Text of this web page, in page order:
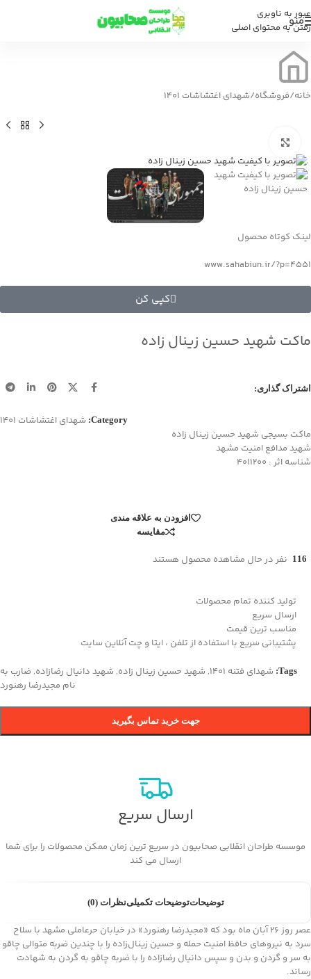
عبور به ناوبری
رفتن به محتوای اصلی
منو
خانه/فروشگاه/شهدای اغتشاشات 1401
لینک کوتاه محصول
www.sahabiun.ir/?p=4551
کپی کن
ماکت شهید حسین زینال زاده
اشتراک گذاری:
Category: شهدای اغتشاشات 1401
ماکت بسیجی شهید حسین زینال زاده
شهید مدافع امنیت مشهد
شناسه اثر : 4011200
افزودن به علاقه مندی
مقایسه
116 نفر در حال مشاهده محصول هستند
تولید کننده تمام محصولات
ارسال سریع
مناسب ترین قیمت
پشتیبانی سریع با استفاده از تلفن ، ایتا و چت آنلاین سایت
Tags: شهدای فتنه 1401 , شهید حسین زینال زاده, شهید دانیال رضازاده, ضارب به
نام مجیدرضا رهنورد
جهت خرید تماس بگیرید
ارسال سریع
موسسه طراحان انقلابی صحابیون در سریع ترین زمان ممکن محصولات را برای شما
ارسال می کند
توضیحاتتوضیحات تکمیلینظرات (0)
عصر روز ۲۶ آبان ماه بود که «مجیدرضا رهنورد» در خیابان حرعاملی مشهد با سلاح
سرد به نیروهای حافظ امنیت حمله و حسین زینال‌زاده را با چندین ضربه متوالی چاقو
به سر و گردن و بدن و سپس دانیال رضازاده را با ضربه چاقو به گردن به شهادت
رساند.